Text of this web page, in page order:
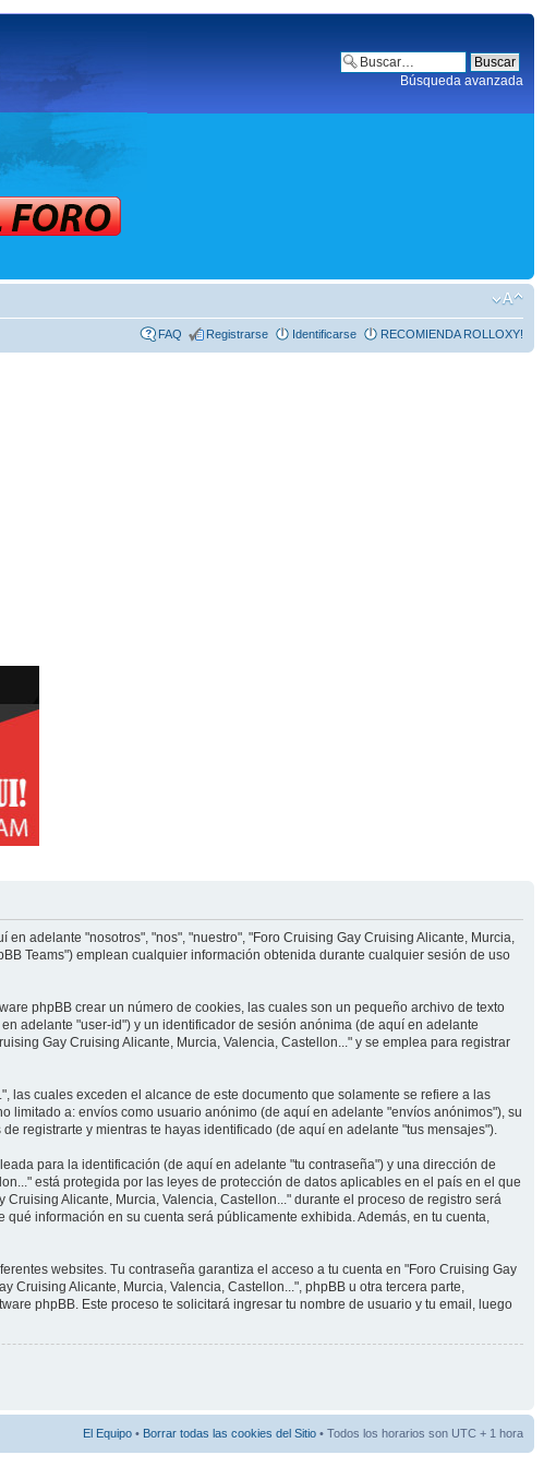
Búsqueda avanzada
FAQ Registrarse Identificarse RECOMIENDA ROLLOXY!
adelante "nosotros", "nos", "nuestro", "Foro Cruising Gay Cruising Alicante, Murcia,
Teams") emplean cualquier información obtenida durante cualquier sesión de uso
phpBB crear un número de cookies, las cuales son un pequeño archivo de texto
adelante "user-id") y un identificador de sesión anónima (de aquí en adelante
Gay Cruising Alicante, Murcia, Valencia, Castellon..." y se emplea para registrar
las cuales exceden el alcance de este documento que solamente se refiere a las
limitado a: envíos como usuario anónimo (de aquí en adelante "envíos anónimos"), su
registrarte y mientras te hayas identificado (de aquí en adelante "tus mensajes").
para la identificación (de aquí en adelante "tu contraseña") y una dirección de
está protegida por las leyes de protección de datos aplicables en el país en el que
Alicante, Murcia, Valencia, Castellon..." durante el proceso de registro será
información en su cuenta será públicamente exhibida. Además, en tu cuenta,
websites. Tu contraseña garantiza el acceso a tu cuenta en "Foro Cruising Gay
Alicante, Murcia, Valencia, Castellon...", phpBB u otra tercera parte,
phpBB. Este proceso te solicitará ingresar tu nombre de usuario y tu email, luego
El Equipo • Borrar todas las cookies del Sitio • Todos los horarios son UTC + 1 hora